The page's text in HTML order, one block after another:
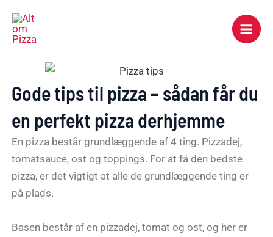
indholdet
Gode tips til pizza – sådan får du
en perfekt pizza derhjemme
En pizza består grundlæggende af 4 ting. Pizzadej,
tomatsauce, ost og toppings. For at få den bedste
pizza, er det vigtigt at alle de grundlæggende ting er
på plads.
Basen består af en pizzadej, tomat og ost, og her er